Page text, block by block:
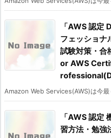
「AWS 認定
フェッショナ
試験対策・
or AWS
Amazon Web Services(AWS)は今
「AWS 認定
習方法・勉強